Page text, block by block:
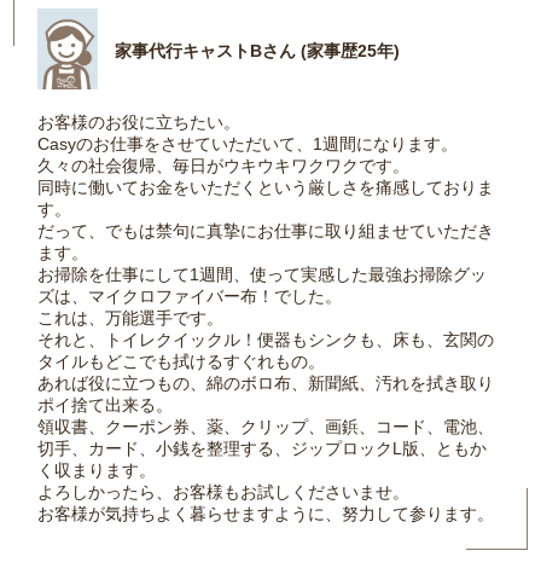
家事代行キャストBさん (家事歴25年)
お客様のお役に立ちたい。
Casyのお仕事をさせていただいて、1週間になります。
久々の社会復帰、毎日がウキウキワクワクです。
同時に働いてお金をいただくという厳しさを痛感しておりま
す。
だって、でもは禁句に真摯にお仕事に取り組ませていただき
ます。
お掃除を仕事にして1週間、使って実感した最強お掃除グッ
ズは、マイクロファイバー布！でした。
これは、万能選手です。
それと、トイレクイックル！便器もシンクも、床も、玄関の
タイルもどこでも拭けるすぐれもの。
あれば役に立つもの、綿のボロ布、新聞紙、汚れを拭き取り
ポイ捨て出来る。
領収書、クーポン券、薬、クリップ、画鋲、コード、電池、
切手、カード、小銭を整理する、ジップロックL版、ともか
く収まります。
よろしかったら、お客様もお試しくださいませ。
お客様が気持ちよく暮らせますように、努力して参ります。